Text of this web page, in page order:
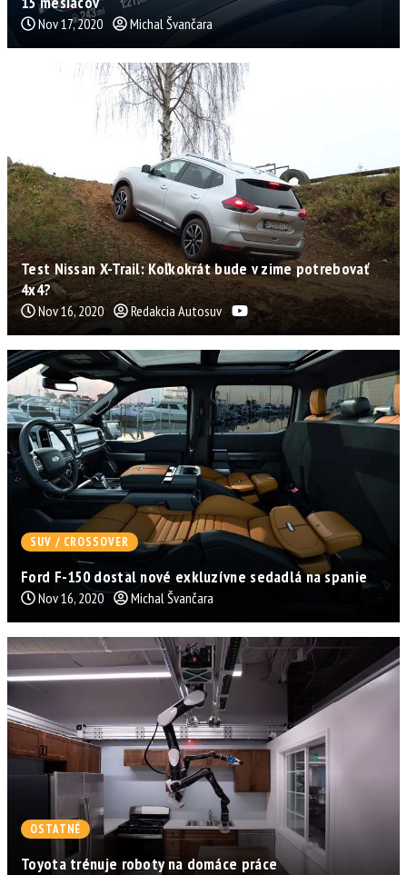
Nov 17, 2020 Michal Švančara
Test Nissan X-Trail: Koľkokrát bude v zime potrebovať
4x4?
Nov 16, 2020 Redakcia Autosuv
SUV / CROSSOVER
Ford F-150 dostal nové exkluzívne sedadlá na spanie
Nov 16, 2020 Michal Švančara
OSTATNÉ
Toyota trénuje roboty na domáce práce